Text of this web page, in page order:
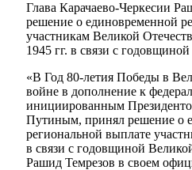
Глава Карачаево-Черкесии
решение о единовременной
участникам Великой
1945 гг. в связи с
«В Год 80-летия Победы в
войне в дополнение к
инициированным
Путиным, принял решение о
региональной выплате
в связи с годовщиной
Рашид Темрезов в своем